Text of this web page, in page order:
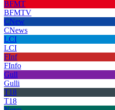
BFMT
BFMTV
CNew
CNews
LCI
LCI
FInf
FInfo
Gull
Gulli
T18
T18